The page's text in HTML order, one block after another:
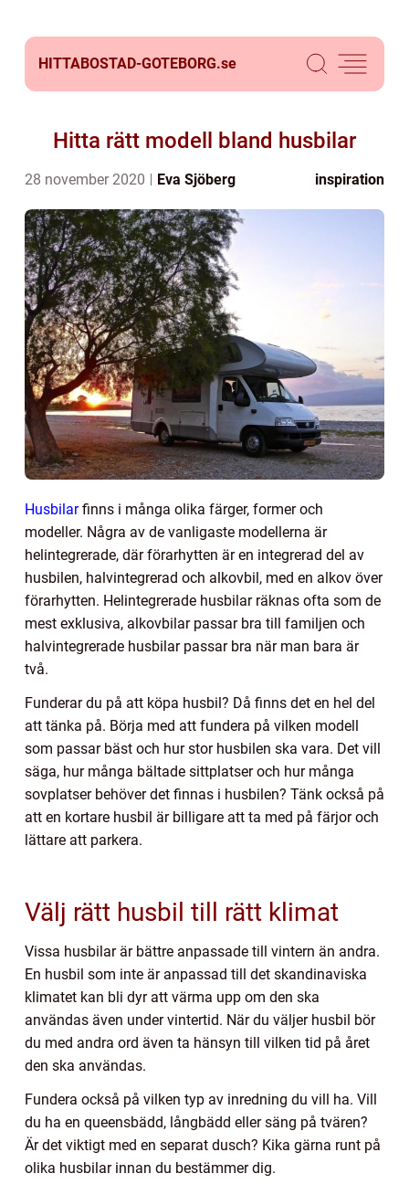
HITTABOSTAD-GOTEBORG.se
Hitta rätt modell bland husbilar
28 november 2020 Eva Sjöberg inspiration
Husbilarfinns i många olika färger, former och
modeller. Några av de vanligaste modellerna är
helintegrerade, där förarhytten är en integrerad del av
husbilen, halvintegrerad och alkovbil, med en alkov över
förarhytten. Helintegrerade husbilar räknas ofta som de
mest exklusiva, alkovbilar passar bra till familjen och
halvintegrerade husbilar passar bra när man bara är
två.
Funderar du på att köpa husbil? Då finns det en hel del
att tänka på. Börja med att fundera på vilken modell
som passar bäst och hur stor husbilen ska vara. Det vill
säga, hur många bältade sittplatser och hur många
sovplatser behöver det finnas i husbilen? Tänk också på
att en kortare husbil är billigare att ta med på färjor och
lättare att parkera.
Välj rätt husbil till rätt klimat
Vissa husbilar är bättre anpassade till vintern än andra.
En husbil som inte är anpassad till det skandinaviska
klimatet kan bli dyr att värma upp om den ska
användas även under vintertid. När du väljer husbil bör
du med andra ord även ta hänsyn till vilken tid på året
den ska användas.
Fundera också på vilken typ av inredning du vill ha. Vill
du ha en queensbädd, långbädd eller säng på tvären?
Är det viktigt med en separat dusch? Kika gärna runt på
olika husbilar innan du bestämmer dig.